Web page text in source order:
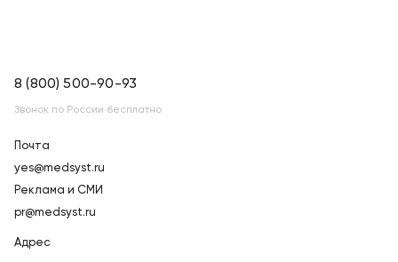
8 (800) 500-90-93
Звонок по России бесплатно
Почта
yes@medsyst.ru
Реклама и СМИ
pr@medsyst.ru
Адрес